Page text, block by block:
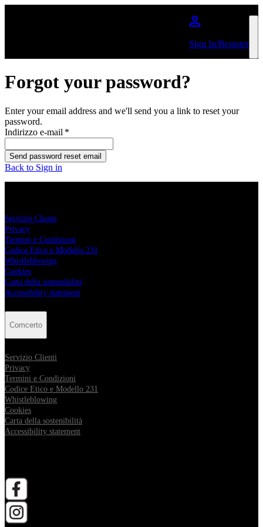
Sign In/Register
Forgot your password?
Enter your email address and we'll send you a link to reset your
password.
Indirizzo e-mail *
Send password reset email
Back to Sign in
Servizio Clienti
Privacy
Termini e Condizioni
Codice Etico e Modello 231
Whistleblowing
Cookies
Carta della sostenibilità
Accessibility statement
Comcerto
Servizio Clienti
Privacy
Termini e Condizioni
Codice Etico e Modello 231
Whistleblowing
Cookies
Carta della sostenibilità
Accessibility statement
apri in una nuova scheda
apri in una nuova scheda